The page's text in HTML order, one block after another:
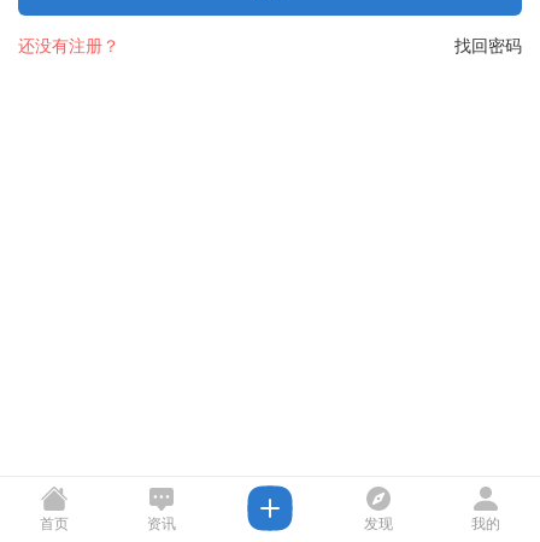
找回密码
还没有注册？
首页 资讯 发现 我的